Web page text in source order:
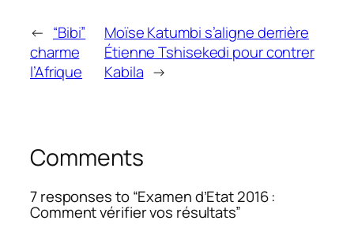
← “Bibi”
charme
l’Afrique
Moïse Katumbi s’aligne derrière
Étienne Tshisekedi pour contrer
Kabila →
Comments
7 responses to “Examen d’Etat 2016 :
Comment vérifier vos résultats”